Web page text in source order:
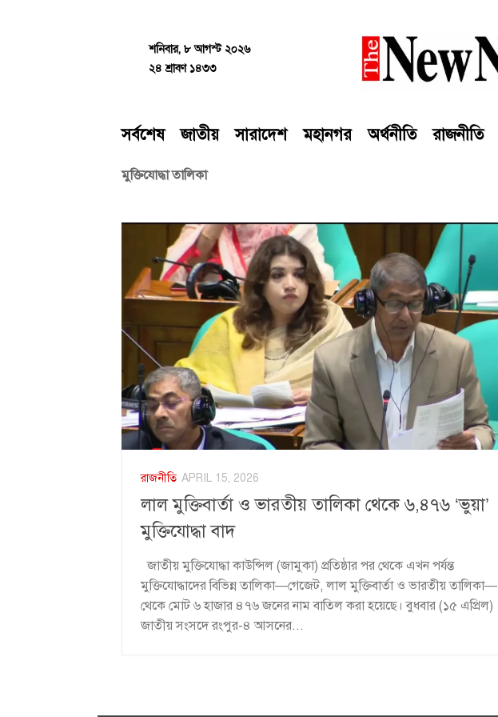
শনিবার, ৮ আগস্ট ২০২৬
২৪ শ্রাবণ ১৪৩৩
সর্বশেষ জাতীয় সারাদেশ মহানগর অর্থনীতি রাজনীতি
মুক্তিযোদ্ধা তালিকা
রাজনীতি APRIL 15, 2026
লাল মুক্তিবার্তা ও ভারতীয় তালিকা থেকে ৬,৪৭৬ ‘ভুয়া’
মুক্তিযোদ্ধা বাদ
জাতীয় মুক্তিযোদ্ধা কাউন্সিল (জামুকা) প্রতিষ্ঠার পর থেকে এখন পর্যন্ত
মুক্তিযোদ্ধাদের বিভিন্ন তালিকা—গেজেট, লাল মুক্তিবার্তা ও ভারতীয় তালিকা—
থেকে মোট ৬ হাজার ৪৭৬ জনের নাম বাতিল করা হয়েছে। বুধবার (১৫ এপ্রিল)
জাতীয় সংসদে রংপুর-৪ আসনের...